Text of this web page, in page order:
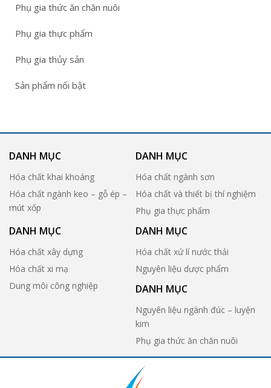
Phụ gia thức ăn chăn nuôi
Phụ gia thực phẩm
Phụ gia thủy sản
Sản phẩm nổi bật
DANH MỤC
Hóa chất khai khoáng
Hóa chất ngành keo – gỗ ép –
mút xốp
DANH MỤC
Hóa chất ngành sơn
Hóa chất và thiết bị thí nghiệm
Phụ gia thực phẩm
DANH MỤC
Hóa chất xây dựng
Hóa chất xi mạ
Dung môi công nghiệp
DANH MỤC
Hóa chất xử lí nước thải
Nguyên liệu dược phẩm
DANH MỤC
Nguyên liệu ngành đúc – luyện
kim
Phụ gia thức ăn chăn nuôi